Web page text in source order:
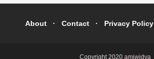
About Contact Privacy Policy
Copyright 2020 amiwidya